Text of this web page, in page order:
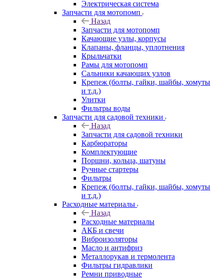
Электрическая система
Запчасти для мотопомп
Назад
Запчасти для мотопомп
Качающие узлы, корпусы
Клапаны, фланцы, уплотнения
Крыльчатки
Рамы для мотопомп
Сальники качающих узлов
Крепеж (болты, гайки, шайбы, хомуты
и т.д.)
Улитки
Фильтры воды
Запчасти для садовой техники
Назад
Запчасти для садовой техники
Карбюраторы
Комплектующие
Поршни, кольца, шатуны
Ручные стартеры
Фильтры
Крепеж (болты, гайки, шайбы, хомуты
и т.д.)
Расходные материалы
Назад
Расходные материалы
АКБ и свечи
Виброизоляторы
Масло и антифриз
Металлорукав и термолента
Фильтры гидравлики
Ремни приводные